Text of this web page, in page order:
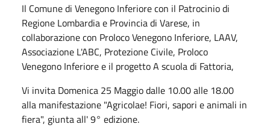
Il Comune di Venegono Inferiore con il Patrocinio di
Regione Lombardia e Provincia di Varese, in
collaborazione con Proloco Venegono Inferiore, LAAV,
Associazione L'ABC, Protezione Civile, Proloco
Venegono Inferiore e il progetto A scuola di Fattoria,
Vi invita Domenica 25 Maggio dalle 10.00 alle 18.00
alla manifestazione "Agricolae! Fiori, sapori e animali in
fiera", giunta all' 9° edizione.